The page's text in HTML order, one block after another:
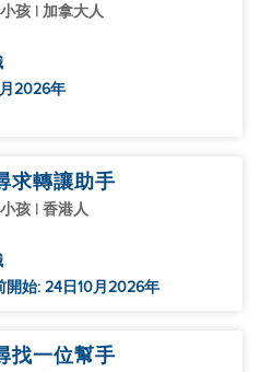
孩 | 加拿大人
2026年
求轉讓助手
孩 | 香港人
開始: 24日10月2026年
找一位幫手